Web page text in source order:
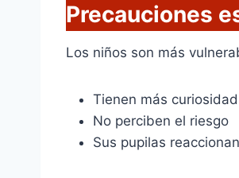
Precauciones
Los niños son más
Tienen más curiosidad
No perciben el riesgo
Sus pupilas